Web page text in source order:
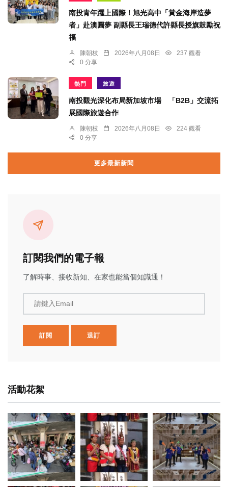
南投青年躍上國際！旭光高中「黃金海岸造夢
者」赴澳圓夢 副縣長王瑞德代許縣長授旗鼓勵祝
福
陳朝枝 2026年八月08日
237 觀看
0 分享
熱門 旅遊
南投觀光深化布局新加坡市場 「B2B」交流拓
展國際旅遊合作
陳朝枝 2026年八月08日
224 觀看
0 分享
更多最新新聞
訂閱我們的電子報
了解時事、接收新知、在家也能當個知識通！
請鍵入Email
訂閱 退訂
活動花絮